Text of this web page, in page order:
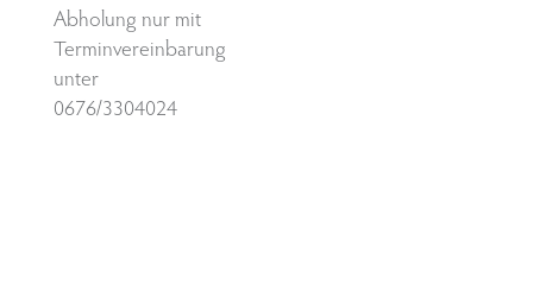
Abholung nur mit
Terminvereinbarung
unter
0676/3304024